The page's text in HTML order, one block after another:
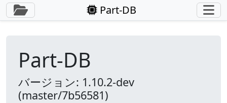
サイドバーを切り替えPart-DB
Part-DB
バージョン: 1.10.2-dev
(master/7b56581)